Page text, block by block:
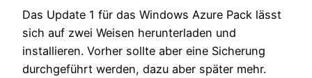
Das Update 1 für das Windows Azure Pack lässt
sich auf zwei Weisen herunterladen und
installieren. Vorher sollte aber eine Sicherung
durchgeführt werden, dazu aber später mehr.